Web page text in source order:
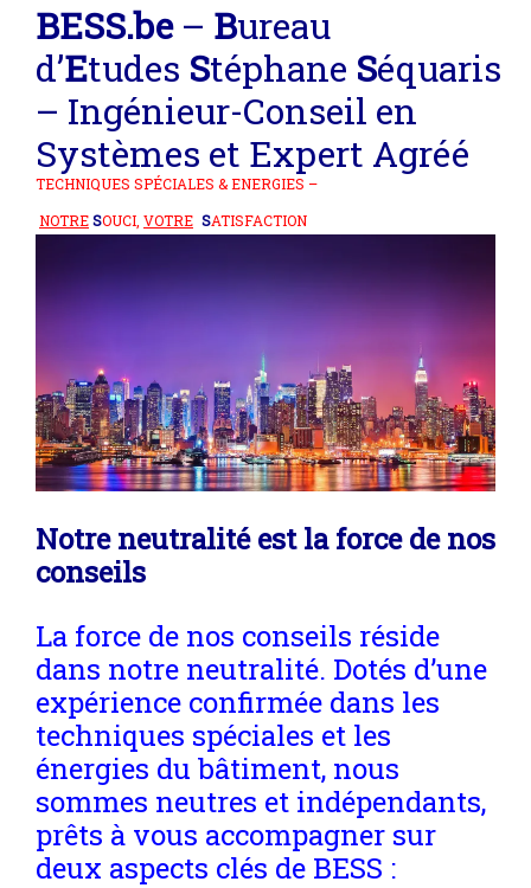
BESS.be– Bureau
d’Etudes Stéphane Séquaris
– Ingénieur-Conseil en
Systèmes et Expert Agréé
TECHNIQUES SPÉCIALES & ENERGIES –
NOTRESOUCI, VOTRE SATISFACTION
Notre neutralité est la force de nos
conseils
La force de nos conseils réside
dans notre neutralité. Dotés d’une
expérience confirmée dans les
techniques spéciales et les
énergies du bâtiment, nous
sommes neutres et indépendants,
prêts à vous accompagner sur
deux aspects clés de BESS :